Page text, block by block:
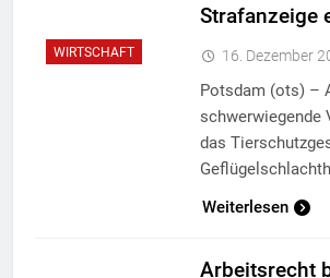
WIRTSCHAFT
Strafanzeige
16. Dezember
Potsdam (ots) –
schwerwiegende
das
Weiterlesen
Arbeitsrecht